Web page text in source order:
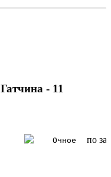
Гатчина - 11
Очное по